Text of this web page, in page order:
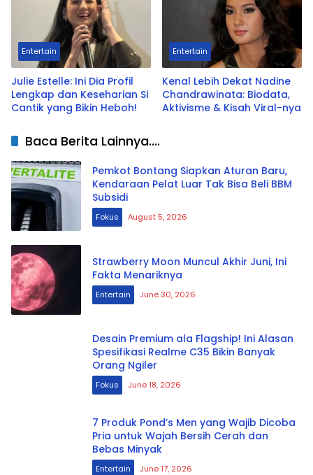
Entertain
Julie Estelle: Ini Dia Profil
Lengkap dan Keseharian Si
Cantik yang Bikin Heboh!
Entertain
Kenal Lebih Dekat Nadine
Chandrawinata: Biodata,
Aktivisme & Kisah Viral-nya
Baca Berita Lainnya....
Pemkot Bontang Siapkan Aturan Baru,
Kendaraan Pelat Luar Tak Bisa Beli BBM
Subsidi
Fokus August 5, 2026
Strawberry Moon Muncul Akhir Juni, Ini
Fakta Menariknya
Entertain June 30, 2026
Desain Premium ala Flagship! Ini Alasan
Spesifikasi Realme C35 Bikin Banyak
Orang Ngiler
Fokus June 18, 2026
7 Produk Pond’s Men yang Wajib Dicoba
Pria untuk Wajah Bersih Cerah dan
Bebas Minyak
Entertain June 17, 2026